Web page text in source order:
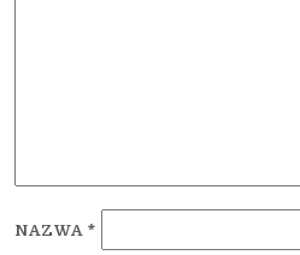
NAZWA *